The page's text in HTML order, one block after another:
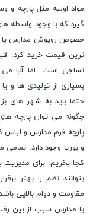
مواد اولیه مثل پارچه
گیرد که با وجود واسطه
خصوص روپوش مدارس یا
ترین قیمت خرید کرد.
نساجی است. اما آیا می
بسیاری از تولیدی ها و
حتما باید به شهر های
چگونه می توان پارچه
پارچه فرم مدارس و
و بوریا وجود دارد. تمامی
کجا بخریم. برای مدیریت
بتوانند نظم را بهتر
مقاومت و دوام بالایی
یا مدارس سبب از بین